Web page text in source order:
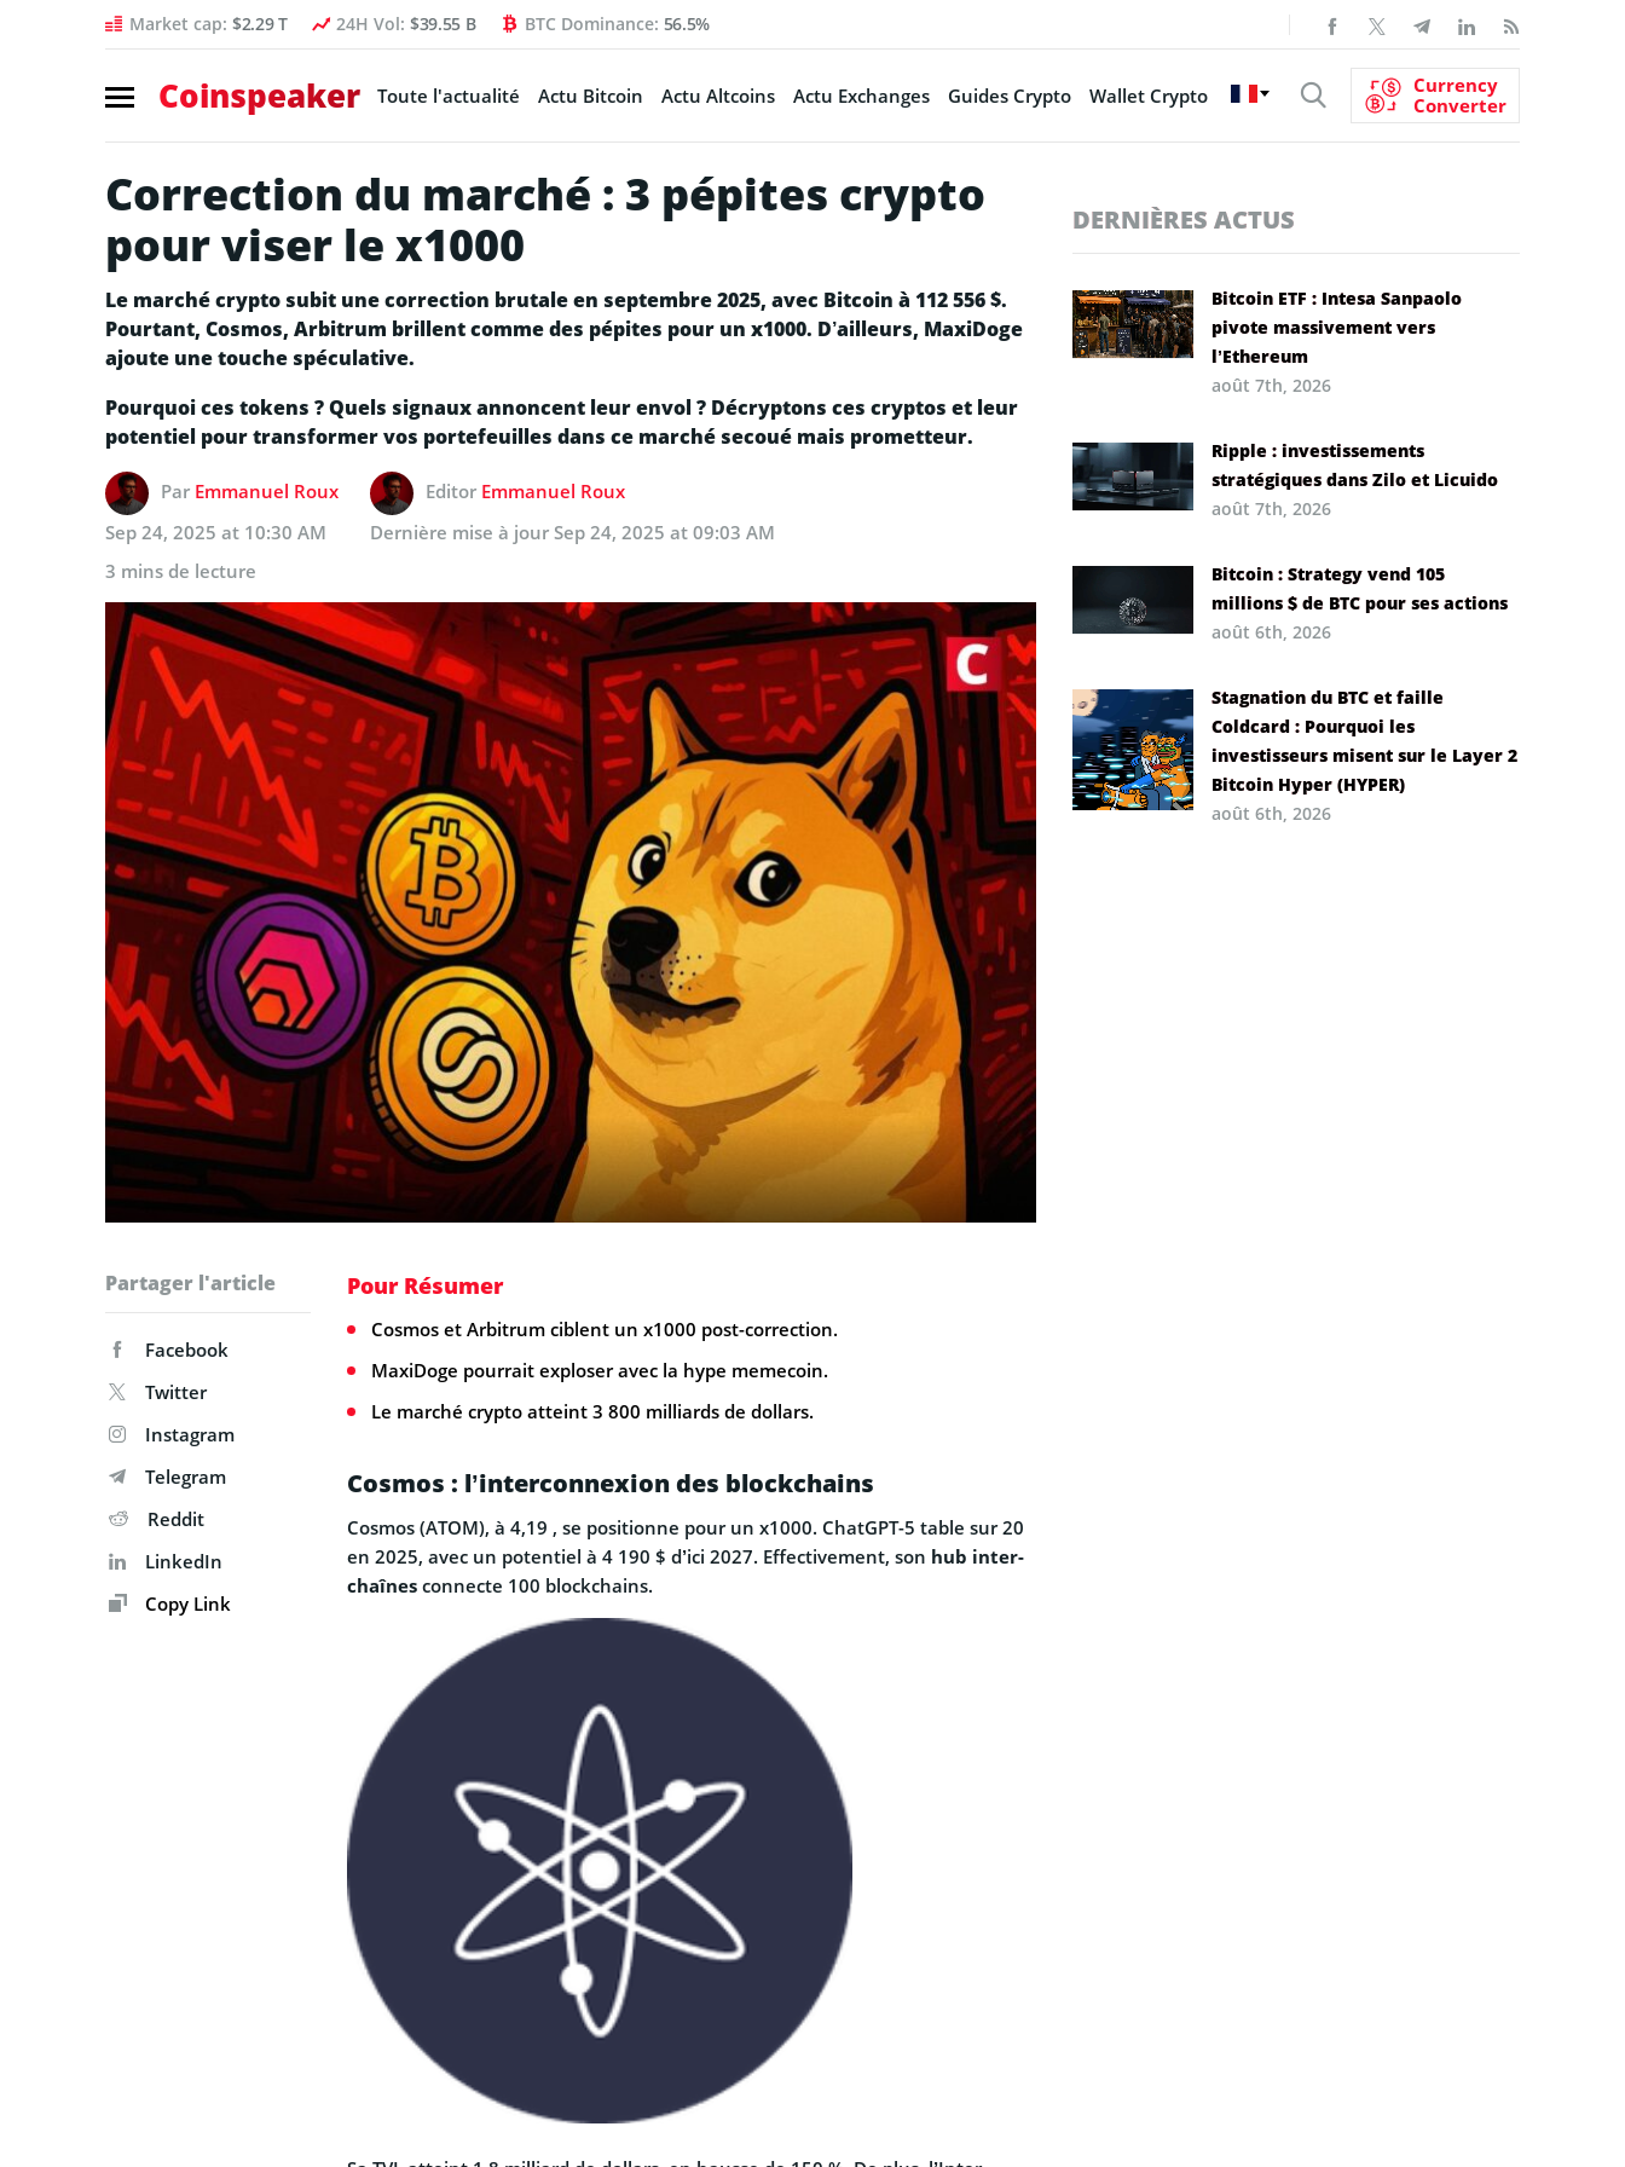
Market cap: $2.29 T 24H Vol: $39.55 B BTC Dominance: 56.5%
Coinspeaker Toute l'actualité Actu Bitcoin Actu Altcoins Actu Exchanges Guides Crypto Wallet Crypto
Currency
Converter
Correction du marché : 3 pépites crypto
pour viser le x1000
Le marché crypto subit une correction brutale en septembre 2025, avec Bitcoin à 112 556 $.
Pourtant, Cosmos, Arbitrum brillent comme des pépites pour un x1000. D’ailleurs, MaxiDoge
ajoute une touche spéculative.
Pourquoi ces tokens ? Quels signaux annoncent leur envol ? Décryptons ces cryptos et leur
potentiel pour transformer vos portefeuilles dans ce marché secoué mais prometteur.
Par Emmanuel Roux Editor Emmanuel Roux
Sep 24, 2025 at 10:30 AM
Dernière mise à jour Sep 24, 2025 at 09:03 AM
3 mins de lecture
Partager l'article
Facebook
Twitter
Instagram
Telegram
Reddit
LinkedIn
Copy Link
Pour Résumer
Cosmos et Arbitrum ciblent un x1000 post-correction.
MaxiDoge pourrait exploser avec la hype memecoin.
Le marché crypto atteint 3 800 milliards de dollars.
Cosmos : l’interconnexion des blockchains
Cosmos (ATOM), à 4,19 , se positionne pour un x1000. ChatGPT-5 table sur 20
en 2025, avec un potentiel à 4 190 $ d’ici 2027. Effectivement, son hub inter-
chaînes connecte 100 blockchains.
DERNIÈRES ACTUS
Bitcoin ETF : Intesa Sanpaolo
pivote massivement vers
l’Ethereum
août 7th, 2026
Ripple : investissements
stratégiques dans Zilo et Licuido
août 7th, 2026
Bitcoin : Strategy vend 105
millions $ de BTC pour ses actions
août 6th, 2026
Stagnation du BTC et faille
Coldcard : Pourquoi les
investisseurs misent sur le Layer 2
Bitcoin Hyper (HYPER)
août 6th, 2026